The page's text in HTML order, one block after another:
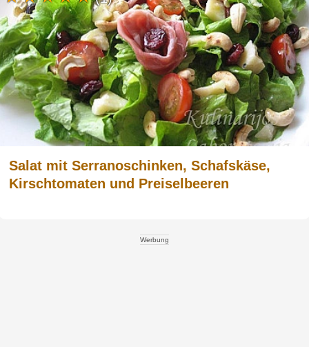
Salat mit Serranoschinken, Schafskäse,
Kirschtomaten und Preiselbeeren
Werbung